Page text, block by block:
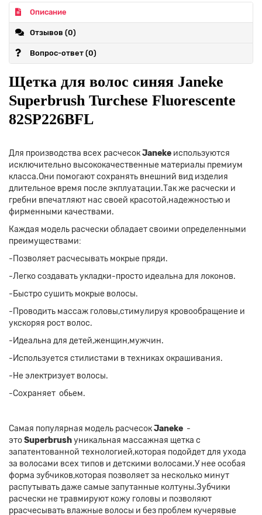
Описание
Отзывов (0)
Вопрос-ответ (0)
Щетка для волос синяя Janeke
Superbrush Turchese Fluorescente
82SP226BFL
Для производства всех расчесокJaneke используются
исключительно высококачественные материалы премиум
класса.Они помогают сохранять внешний вид изделия
длительное время после экплуатации.Так же расчески и
гребни впечатляют нас своей красотой,надежностью и
фирменными качествами.
Каждая модель расчески обладает своими определенными
преимуществами:
-Позволяет расчесывать мокрые пряди.
-Легко создавать укладки-просто идеальна для локонов.
-Быстро сушить мокрые волосы.
-Проводить массаж головы,стимулируя кровообращение и
укскоряя рост волос.
-Идеальна для детей,женщин,мужчин.
-Используется стилистами в техниках окрашивания.
-Не электризует волосы.
-Сохраняет обьем.
Самая популярная модель расчесокJaneke -
этоSuperbrushуникальная массажная щетка с
запатентованной технологией,которая подойдет для ухода
за волосами всех типов и детскими волосами.У нее особая
форма зубчиков,которая позволяет за несколько минут
распутывать даже самые запутанные колтуны.Зубчики
расчески не травмируют кожу головы и позволяют
ррасчесывать влажные волосы и без проблем кучерявые